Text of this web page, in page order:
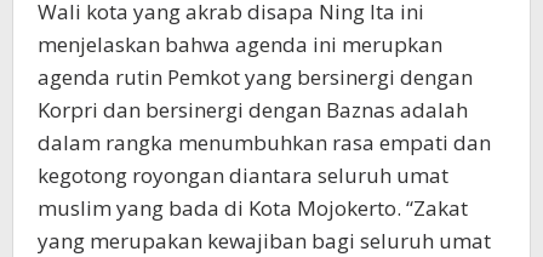
Wali kota yang akrab disapa Ning Ita ini
menjelaskan bahwa agenda ini merupkan
agenda rutin Pemkot yang bersinergi dengan
Korpri dan bersinergi dengan Baznas adalah
dalam rangka menumbuhkan rasa empati dan
kegotong royongan diantara seluruh umat
muslim yang bada di Kota Mojokerto. “Zakat
yang merupakan kewajiban bagi seluruh umat